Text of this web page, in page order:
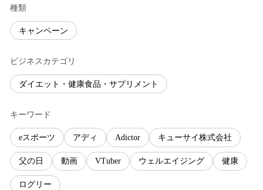
種類
キャンペーン
ビジネスカテゴリ
ダイエット・健康食品・サプリメント
キーワード
eスポーツ アディ Adictor キューサイ株式会社
父の日 動画 VTuber ウェルエイジング 健康
ログリー